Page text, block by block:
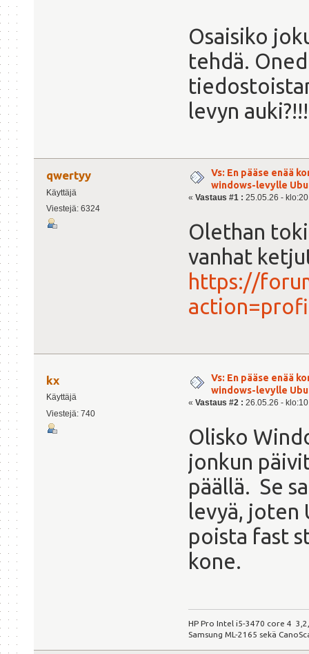
Osaisiko
tehdä.
levyn auki?!!!
qwertyy
Käyttäjä
Viestejä: 6324
Vs: En pääse enää
windows-levylle
« Vastaus #1 : 25.05.26 -
Olethan
vanhat
https://
kx
Käyttäjä
Viestejä: 740
Vs: En pääse enää
windows-levylle
« Vastaus #2 : 26.05.26 -
Olisko
jonkun
päällä. Se
levyä, joten
poista fast
kone.
HP Pro Intel i5-3470 core 4
Samsung ML-2165 sekä